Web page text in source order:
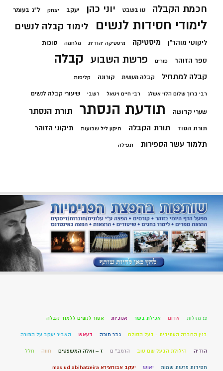
חכמת הקבלה טו בשבט יוני כהן יעקב יצחק ל"ג בעומר
לימודי חסידות לנשים לימוד קבלה לנשים
ליקוטי מוהר"ן מיסטיקה מיסטיקה יהודית מלחמה סוכות
ספר הזוהר פורים פרשת השבוע קבלה
קבלה למתחיל קבלה מעשית קורונה קליפות
רבי ברוך שלום הלוי אשלג רבי חיים ויטאל רשבי שיעורי קבלה לנשים
שערי קדושה תודעת הנסתר תורת הנסתר
תורת הסוד תורת הקבלה תיקון ליל שבועות תיקוני הזוהר
תלמוד עשר הספירות תפילה
12 מזלות אדום אכילת בשר אנוכיות אסור לנשים ללמוד קבלה
בנין החברה העתידית - בעל הסולם גבר מוכה דעאש האביר יעקב על התורה
הודיה הילולת הבעל שם טוב הרמב" ם ז – ואלה המשפטים חווה חלל
חסידות פרשת שמות יאוש יעקב אבוחצירא mas ud abihatzeira